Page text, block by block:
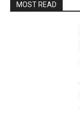
MOST READ